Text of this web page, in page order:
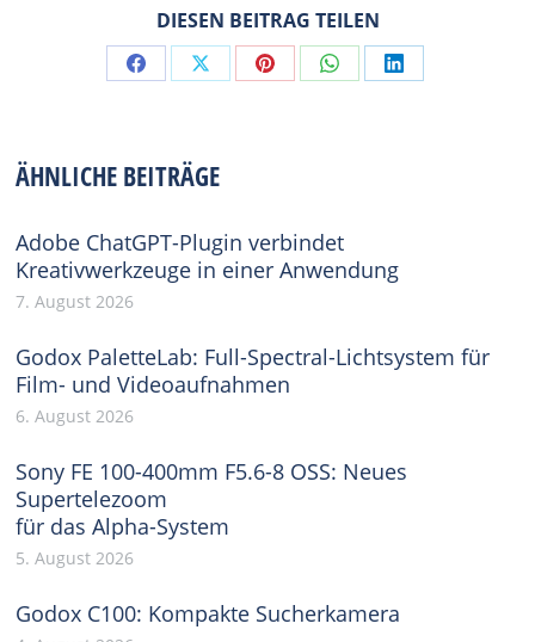
DIESEN BEITRAG TEILEN
Share Share Share Share Share
ÄHNLICHE BEITRÄGE
Adobe ChatGPT-Plugin verbindet
Kreativwerkzeuge in einer Anwendung
7. August 2026
Godox PaletteLab: Full-Spectral-Lichtsystem für
Film- und Videoaufnahmen
6. August 2026
Sony FE 100-400mm F5.6-8 OSS: Neues
Supertelezoom
für das Alpha-System
5. August 2026
Godox C100: Kompakte Sucherkamera